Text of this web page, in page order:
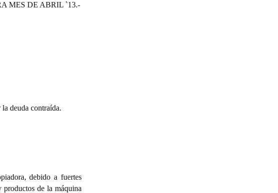
MES DE ABRIL `13.-
deuda contraída.
debido a fuertes
de la máquina